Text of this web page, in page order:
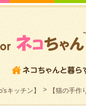
キッチン】 【猫の手